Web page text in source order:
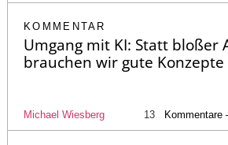
KOMMENTAR
Umgang mit KI: Statt bloßer
brauchen wir gute Konzepte
Michael Wiesberg 13